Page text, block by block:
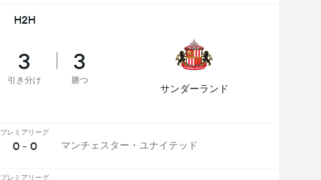
H2H
3
引き分け
3
勝つ
サンダーランド
プレミアリーグ
0 - 0 マンチェスター・ユナイテッド
プレミアリーグ